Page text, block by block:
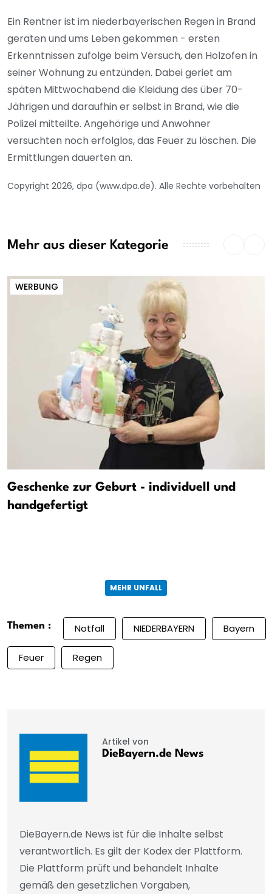
Ein Rentner ist im niederbayerischen Regen in Brand
geraten und ums Leben gekommen - ersten
Erkenntnissen zufolge beim Versuch, den Holzofen in
seiner Wohnung zu entzünden. Dabei geriet am
späten Mittwochabend die Kleidung des über 70-
Jährigen und daraufhin er selbst in Brand, wie die
Polizei mitteilte. Angehörige und Anwohner
versuchten noch erfolglos, das Feuer zu löschen. Die
Ermittlungen dauerten an.
Copyright 2026, dpa (www.dpa.de). Alle Rechte vorbehalten
Mehr aus dieser Kategorie
WERBUNG
Geschenke zur Geburt - individuell und
handgefertigt
MEHR UNFALL
Themen : Notfall NIEDERBAYERN Bayern
Feuer Regen
Artikel von
DieBayern.de News
DieBayern.de News ist für die Inhalte selbst
verantwortlich. Es gilt der Kodex der Plattform.
Die Plattform prüft und behandelt Inhalte
gemäß den gesetzlichen Vorgaben,